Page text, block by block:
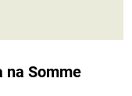
na Somme